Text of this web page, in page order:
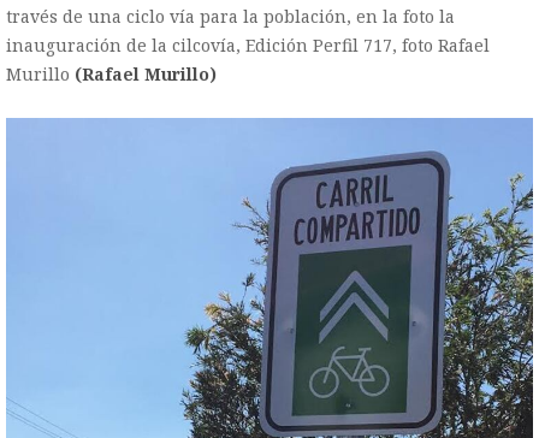
través de una ciclo vía para la población, en la foto la
inauguración de la cilcovía, Edición Perfil 717, foto Rafael
Murillo (Rafael Murillo)